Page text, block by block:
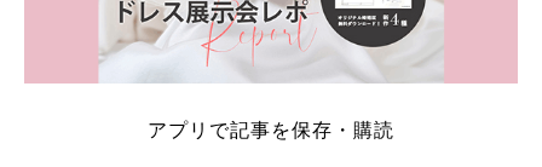
アプリで記事を保存・購読